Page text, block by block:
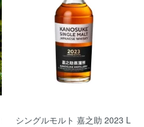
シングルモルト 嘉之助 2023 L